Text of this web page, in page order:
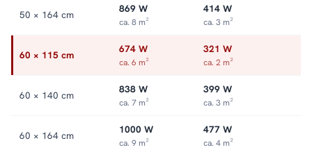
50 × 164 cm 869 W
ca. 8 m²
414 W
ca. 3 m²
60 × 115 cm 674 W
ca. 6 m²
321 W
ca. 2 m²
60 × 140 cm 838 W
ca. 7 m²
399 W
ca. 3 m²
60 × 164 cm 1000 W
ca. 9 m²
477 W
ca. 4 m²